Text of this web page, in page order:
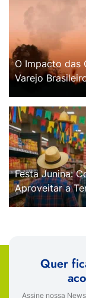
O Impacto das
Varejo
Festa Junina:
Aproveitar a
Quer
Assine nossa